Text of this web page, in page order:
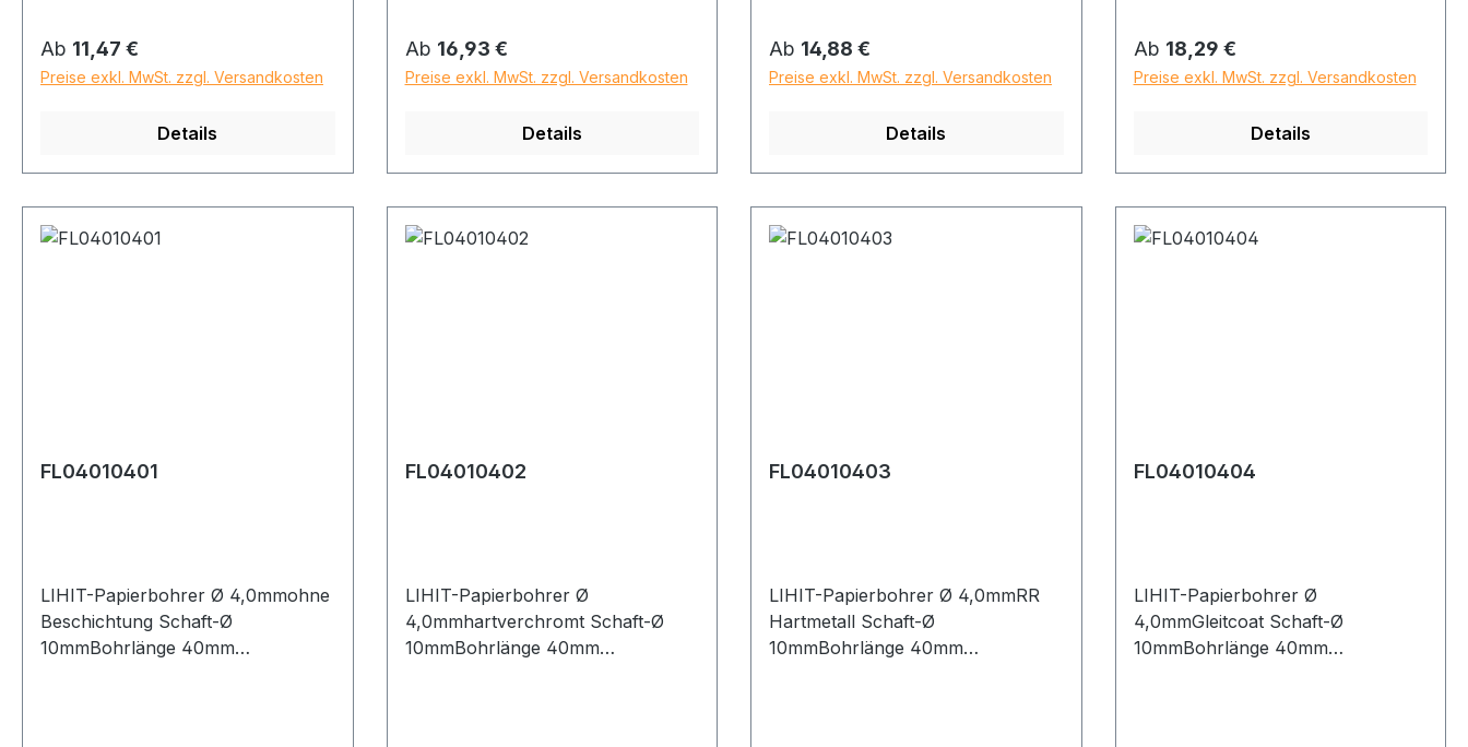
Regulärer Preis:
Ab 11,47 €
Preise exkl. MwSt. zzgl. Versandkosten
Details
Regulärer Preis:
Ab 16,93 €
Preise exkl. MwSt. zzgl. Versandkosten
Details
Regulärer Preis:
Ab 14,88 €
Preise exkl. MwSt. zzgl. Versandkosten
Details
Regulärer Preis:
Ab 18,29 €
Preise exkl. MwSt. zzgl. Versandkosten
Details
FL04010401
LIHIT-Papierbohrer Ø 4,0mmohne
Beschichtung Schaft-Ø
10mmBohrlänge 40mm
FL04010402
LIHIT-Papierbohrer Ø
4,0mmhartverchromt Schaft-Ø
10mmBohrlänge 40mm
FL04010403
LIHIT-Papierbohrer Ø 4,0mmRR
Hartmetall Schaft-Ø
10mmBohrlänge 40mm
FL04010404
LIHIT-Papierbohrer Ø
4,0mmGleitcoat Schaft-Ø
10mmBohrlänge 40mm